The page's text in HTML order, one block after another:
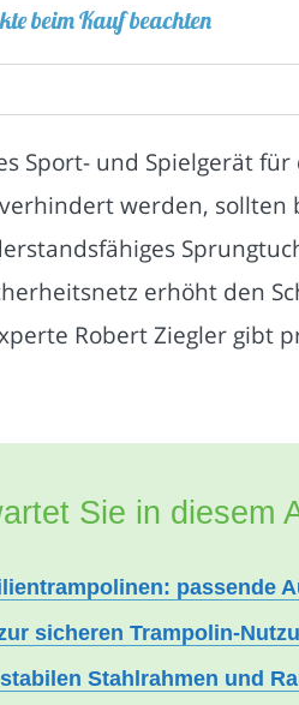
beim Kauf beachten
Sport- und Spielgerät
werden,
erhöht den
Robert Ziegler gibt
Sie in diesem
passende
sicheren Trampolin-
Stahlrahmen und